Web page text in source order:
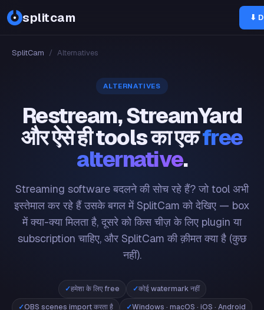
splitcam ⬇
SplitCam / Alternatives
ALTERNATIVES
Restream, StreamYard
और ऐसे ही tools का एकfree
alternative.
Streaming software बदलने की सोच रहे हैं? जो tool अभी
इस्तेमाल कर रहे हैं उसके बगल में SplitCam को देखिए — box
में क्या-क्या मिलता है, दूसरे को किस चीज़ के लिए plugin या
subscription चाहिए, और SplitCam की क़ीमत क्या है (कुछ
नहीं).
हमेशा के लिए free
कोई watermark नहीं
OBS scenes import करता है
Windows · macOS · iOS · Android